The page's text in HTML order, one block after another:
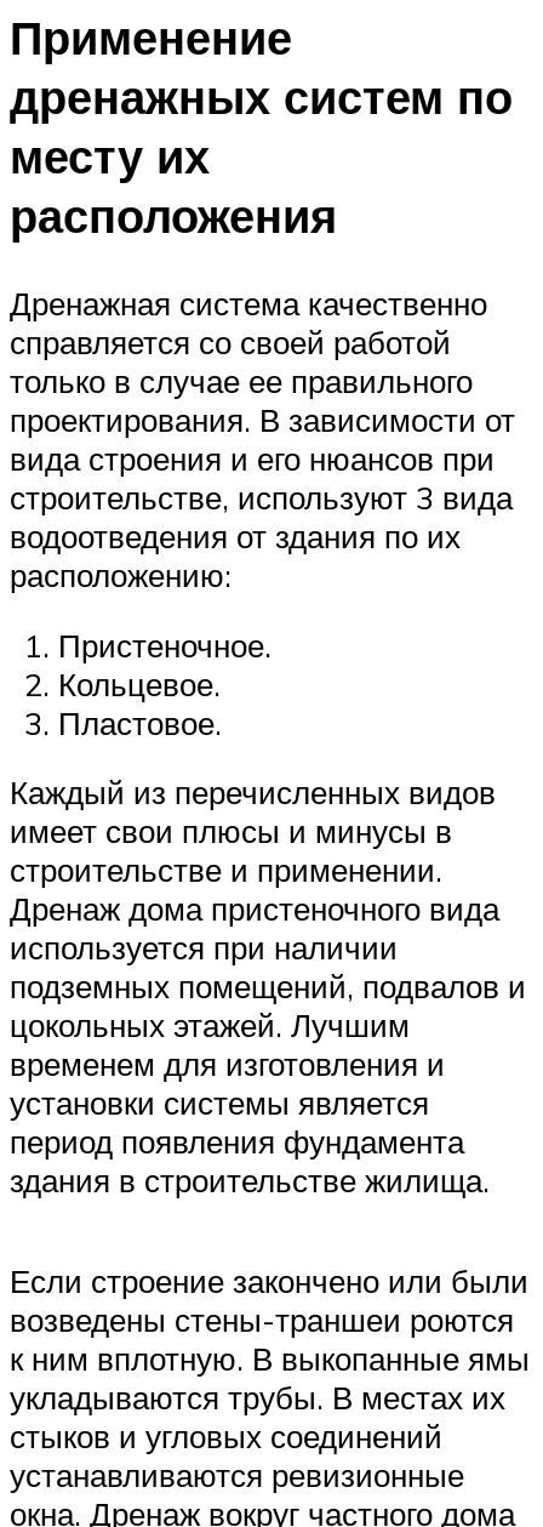
Применение
дренажных систем по
месту их
расположения
Дренажная система качественно
справляется со своей работой
только в случае ее правильного
проектирования. В зависимости от
вида строения и его нюансов при
строительстве, используют 3 вида
водоотведения от здания по их
расположению:
Пристеночное.
Кольцевое.
Пластовое.
Каждый из перечисленных видов
имеет свои плюсы и минусы в
строительстве и применении.
Дренаж дома пристеночного вида
используется при наличии
подземных помещений, подвалов и
цокольных этажей. Лучшим
временем для изготовления и
установки системы является
период появления фундамента
здания в строительстве жилища.
Если строение закончено или были
возведены стены-траншеи роются
к ним вплотную. В выкопанные ямы
укладываются трубы. В местах их
стыков и угловых соединений
устанавливаются ревизионные
окна. Дренаж вокруг частного дома